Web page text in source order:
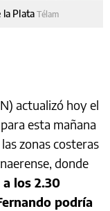
la PlataTélam
actualizó hoy el
esta mañana
zonas costeras
donde
los 2.30
podría